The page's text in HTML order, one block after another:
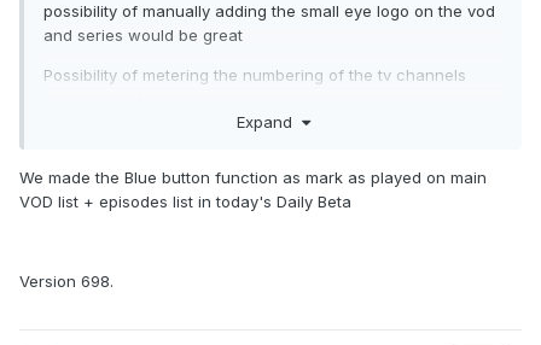
possibility of manually adding the small eye logo on the vod
and series would be great
Possibility of metering the numbering of the tv channels
Expand
We made the Blue button function as mark as played on main
VOD list + episodes list in today's Daily Beta
Version 698.